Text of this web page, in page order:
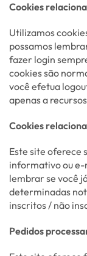
Cookies
Utilizamos
possamos
fazer login
cookies são
você efetua
apenas a
Cookies
Este site oferece
informativo ou e-
lembrar se você
determinadas
inscritos / não
Pedidos